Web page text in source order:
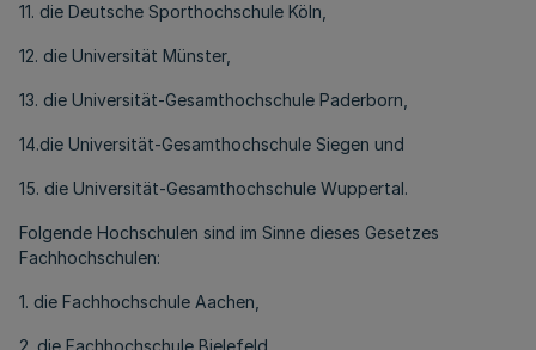
11. die Deutsche Sporthochschule Köln,
12. die Universität Münster,
13. die Universität-Gesamthochschule Paderborn,
14.die Universität-Gesamthochschule Siegen und
15. die Universität-Gesamthochschule Wuppertal.
Folgende Hochschulen sind im Sinne dieses Gesetzes
Fachhochschulen:
1. die Fachhochschule Aachen,
2. die Fachhochschule Bielefeld,